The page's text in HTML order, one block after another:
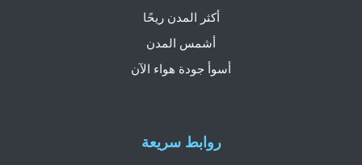
روابط سريعة
أكثر المدن ريحًا
أشمس المدن
أسوأ جودة هواء الآن